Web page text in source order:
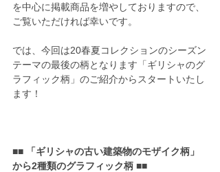
を中心に掲載商品を増やしておりますので、
ご覧いただければ幸いです。
では、今回は20春夏コレクションのシーズン
テーマの最後の柄となります「ギリシャのグ
ラフィック柄」のご紹介からスタートいたし
ます！
■■ 「ギリシャの古い建築物のモザイク柄」
から2種類のグラフィック柄 ■■